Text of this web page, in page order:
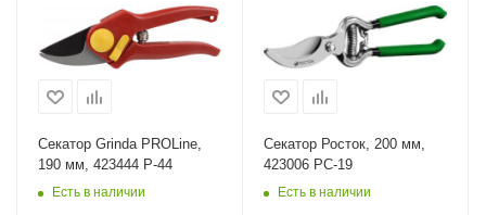
Секатор Grinda PROLine,
190 мм, 423444 P-44
Есть в наличии
Секатор Росток, 200 мм,
423006 PC-19
Есть в наличии